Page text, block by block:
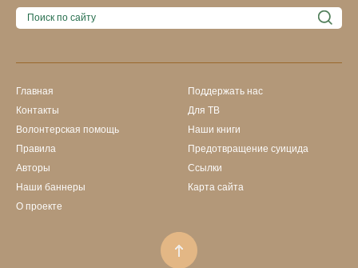
Главная
Контакты
Волонтерская помощь
Правила
Авторы
Наши баннеры
О проекте
Поддержать нас
Для ТВ
Наши книги
Предотвращение суицида
Ссылки
Карта сайта